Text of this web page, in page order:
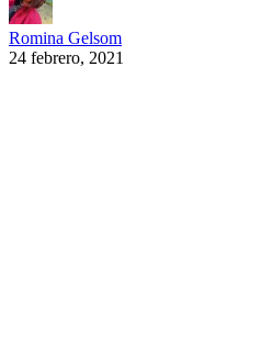
Romina Gelsom
24 febrero, 2021